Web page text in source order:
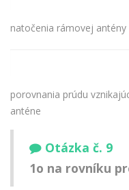
natočenia rámovej
porovnania prúdu
anténe
Otázka č. 9
1o na rovníku